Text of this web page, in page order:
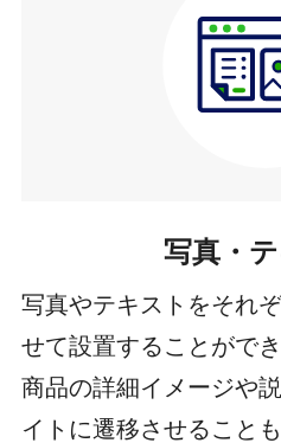
写真・
写真やテキストをそれ
せて設置することができ
商品の詳細イメージや
イトに遷移させることも